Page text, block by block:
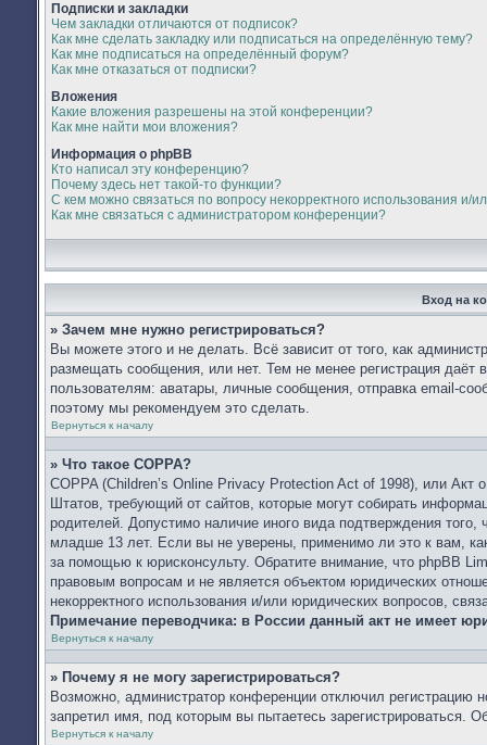
Подписки и закладки
Чем закладки отличаются от подписок?
Как мне сделать закладку или подписаться на определённую тему?
Как мне подписаться на определённый форум?
Как мне отказаться от подписки?
Вложения
Какие вложения разрешены на этой конференции?
Как мне найти мои вложения?
Информация о phpBB
Кто написал эту конференцию?
Почему здесь нет такой-то функции?
С кем можно связаться по вопросу некорректного использования
Как мне связаться с администратором конференции?
Вход на
» Зачем мне нужно регистрироваться?
Вы можете этого и не делать. Всё зависит от того, как
размещать сообщения, или нет. Тем не менее регистрация
пользователям: аватары, личные сообщения, отправка email-
поэтому мы рекомендуем это сделать.
Вернуться к началу
» Что такое COPPA?
COPPA (Children’s Online Privacy Protection Act of 1998), или Акт
Штатов, требующий от сайтов, которые могут собирать
родителей. Допустимо наличие иного вида подтверждения
младше 13 лет. Если вы не уверены, применимо ли это к вам,
за помощью к юрисконсульту. Обратите внимание, что phpBB
правовым вопросам и не является объектом юридических
некорректного использования и/или юридических вопросов,
Примечание переводчика: в России данный акт не имеет
Вернуться к началу
» Почему я не могу зарегистрироваться?
Возможно, администратор конференции отключил регистрацию
запретил имя, под которым вы пытаетесь зарегистрироваться.
Вернуться к началу